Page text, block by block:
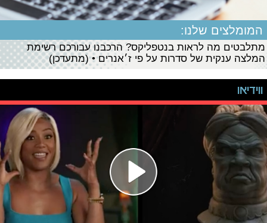
המומלצים שלנו:
מתלבטים מה לראות בנטפליקס? הרכבנו עבורכם רשימת
המלצה ענקית של סדרות על פי ז׳אנרים • (מתעדכן)
ווידיאו